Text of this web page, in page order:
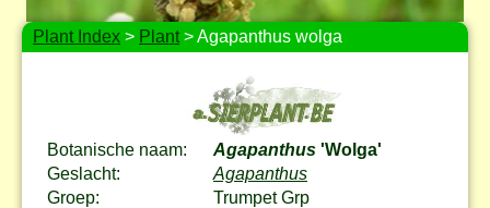
Plant Index > Plant> Agapanthus wolga
Botanische naam: Agapanthus 'Wolga'
Geslacht:
Agapanthus
Groep:
Trumpet Grp